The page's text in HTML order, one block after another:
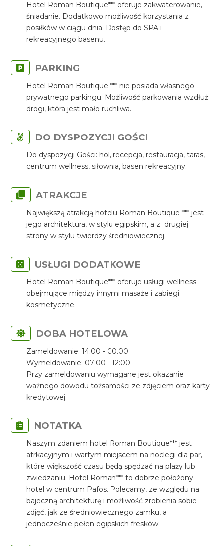
Hotel Roman Boutique*** oferuje zakwaterowanie,
śniadanie. Dodatkowo możliwość korzystania z
posiłków w ciągu dnia. Dostęp do SPA i
rekreacyjnego basenu.
PARKING
Hotel Roman Boutique *** nie posiada własnego
prywatnego parkingu. Możliwość parkowania wzdłuż
drogi, która jest mało ruchliwa.
DO DYSPOZYCJI GOŚCI
Do dyspozycji Gości: hol, recepcja, restauracja, taras,
centrum wellness, siłownia, basen rekreacyjny.
ATRAKCJE
Największą atrakcją hotelu Roman Boutique *** jest
jego architektura, w stylu egipskim, a z drugiej
strony w stylu twierdzy średniowiecznej.
USŁUGI DODATKOWE
Hotel Roman Boutique*** oferuje usługi wellness
obejmujące między innymi masaże i zabiegi
kosmetyczne.
DOBA HOTELOWA
Zameldowanie: 14:00 - 00.00
Wymeldowanie: 07:00 - 12:00
Przy zameldowaniu wymagane jest okazanie
ważnego dowodu tożsamości ze zdjęciem oraz karty
kredytowej.
NOTATKA
Naszym zdaniem hotel Roman Boutique*** jest
atrkacyjnym i wartym miejscem na noclegi dla par,
które większość czasu będą spędzać na plaży lub
zwiedzaniu. Hotel Roman*** to dobrze położony
hotel w centrum Pafos. Polecamy, ze względu na
bajeczną architekturę i możliwość zrobienia sobie
zdjęć, jak ze średniowiecznego zamku, a
jednocześnie pełen egipskich fresków.